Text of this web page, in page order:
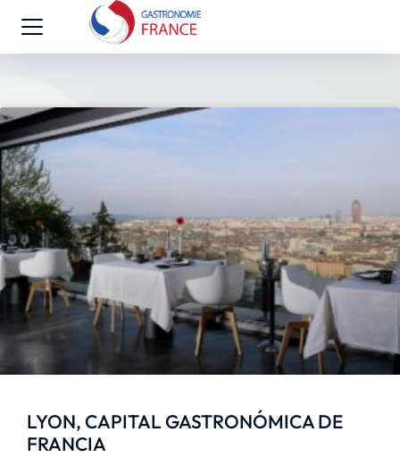
LYON, CAPITAL GASTRONÓMICA DE
FRANCIA